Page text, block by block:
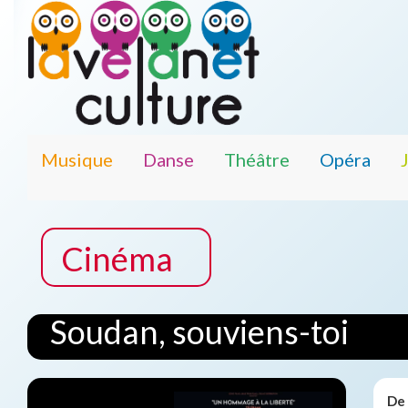
Musique Danse Théâtre Opéra
Cinéma
Soudan, souviens-toi
De